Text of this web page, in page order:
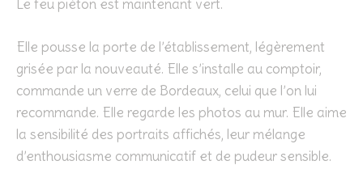
Le feu piéton est maintenant vert.
Elle pousse la porte de l’établissement, légèrement
grisée par la nouveauté. Elle s’installe au comptoir,
commande un verre de Bordeaux, celui que l’on lui
recommande. Elle regarde les photos au mur. Elle aime
la sensibilité des portraits affichés, leur mélange
d’enthousiasme communicatif et de pudeur sensible.